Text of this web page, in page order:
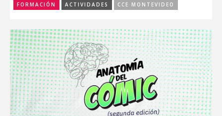
FORMACIÓN ACTIVIDADES CCE MONTEVIDEO